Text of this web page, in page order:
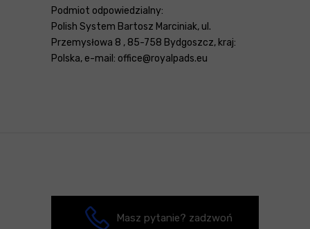
Podmiot odpowiedzialny:
Polish System Bartosz Marciniak, ul.
Przemysłowa 8 , 85-758 Bydgoszcz, kraj:
Polska, e-mail: office@royalpads.eu
Masz pytanie? zadzwoń